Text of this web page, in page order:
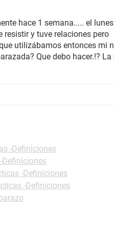
hace 1 semana..... el
y tuve relaciones pero
utilizábamos entonces mi
Que debo hacer.!?
-Definiciones
-Definiciones
-Definiciones